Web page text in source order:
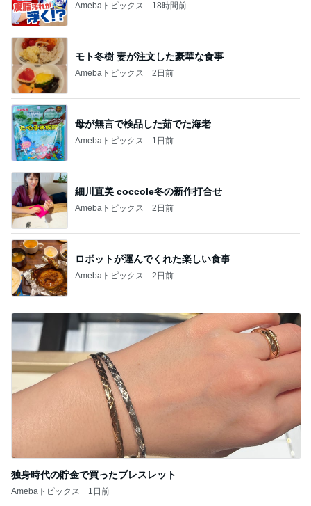
Amebaトピックス 18時間前
モト冬樹 妻が注文した豪華な食事
Amebaトピックス 2日前
母が無言で検品した茹でた海老
Amebaトピックス 1日前
細川直美 coccole冬の新作打合せ
Amebaトピックス 2日前
ロボットが運んでくれた楽しい食事
Amebaトピックス 2日前
独身時代の貯金で買ったブレスレット
Amebaトピックス 1日前